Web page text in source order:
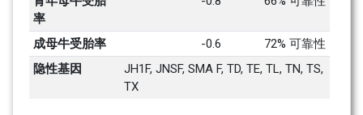
率
成母牛受胎率 -0.6
72% 可靠性
隐性基因
JH1F, JNSF, SMA F, TD, TE, TL, TN, TS,
TX